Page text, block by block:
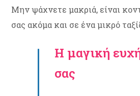
Μην ψάχνετε μακριά, είναι
σας ακόμα και σε ένα μικρό
Η μαγική
σας